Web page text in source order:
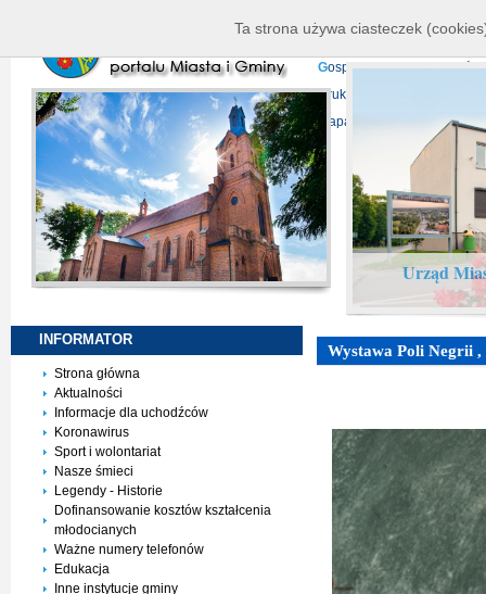
P
rojekty europejskie
Gospodarka
D ruki do pobrania
Mapa serwisu
Urząd
INFORMATOR
Strona główna
Aktualności
Informacje dla uchodźców
Koronawirus
Sport i wolontariat
Nasze śmieci
Legendy - Historie
Dofinansowanie kosztów kształcenia
młodocianych
Ważne numery telefonów
Edukacja
Inne instytucje gminy
Wystawa Poli Negrii
Ta strona używa ciasteczek